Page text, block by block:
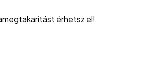
érhetsz el!